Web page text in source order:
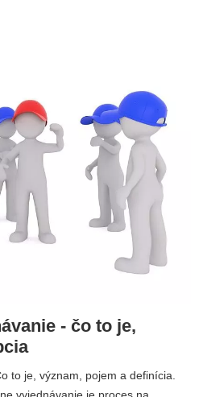
- čo to je,
to je, význam, pojem a definícia.